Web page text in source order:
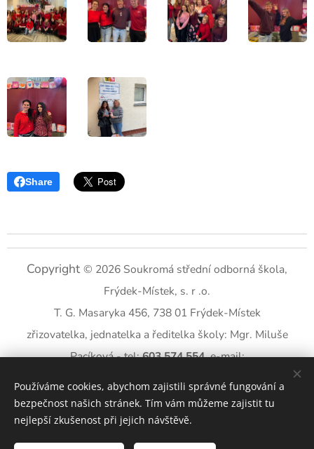
Share
Copyright© 2026 Soukromá střední odborná škola,
Frýdek-Místek, s. r .o.
T. G. Masaryka 456, 738 01 Frýdek-Místek
zřizovatelka, jednatelka a ředitelka školy: Mgr. Miluše
Pacíková - tel:603 574 554, e-mail:
datová schránka:ewj3ffi
prohlášení o přístupnosti
kontakty
Používáme cookies, abychom zajistili správné fungování a
bezpečnost našich stránek. Tím vám můžeme zajistit tu
nejlepší zkušenost při jejich návštěvě.